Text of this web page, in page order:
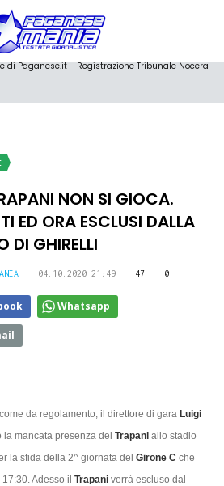
di Paganese.it - Registrazione Tribunale Nocera
NON SI GIOCA.
ED ORA ESCLUSI DALLA
DI GHIRELLI
04.10.2020 21:49 47 0
Whatsapp
da regolamento, il direttore di gara Luigi
la mancata presenza del Trapani allo stadio
la sfida della 2^ giornata del Girone C che
Adesso il Trapani verrà escluso dal